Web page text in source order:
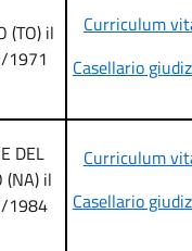
(TO) il
1971
Curriculum
Casellario
DEL
(NA) il
1984
Curriculum
Casellario